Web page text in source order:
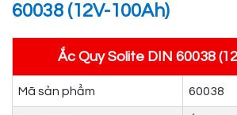
60038 (12V-100Ah)
Ắc Quy Solite DIN 60038
Mã sản phẩm 60038